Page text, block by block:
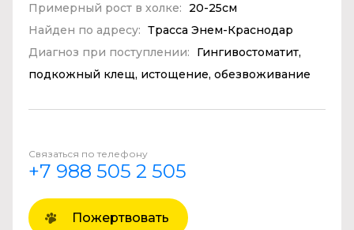
Примерный рост в холке:
20-25см
Найден по адресу: Трасса Энем-Краснодар
Диагноз при поступлении:
Гингивостоматит,
подкожный клещ, истощение, обезвоживание
Связаться по телефону
+7 988 505 2 505
Пожертвовать